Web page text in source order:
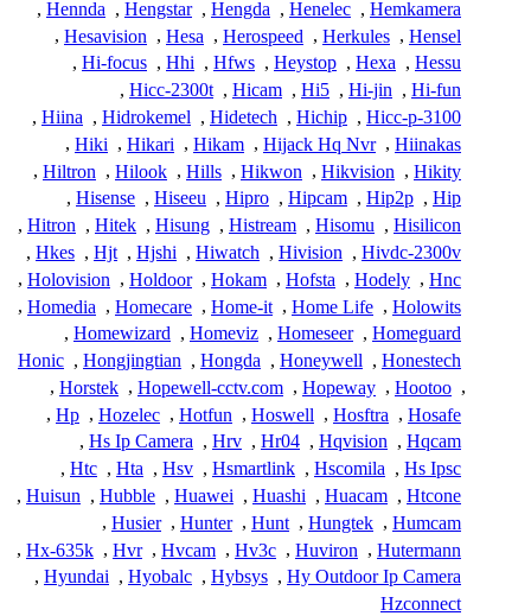
Hemkamera
,
Henelec
,
Hengda
,
Hengstar
,
Hennda
,
Hensel
,
Herkules
,
Herospeed
,
Hesa
,
Hesavision
,
Hessu
,
Hexa
,
Heystop
,
Hfws
,
Hhi
,
Hi-focus
,
Hi-fun
,
Hi-jin
,
Hi5
,
Hicam
,
Hicc-2300t
,
Hicc-p-3100
,
Hichip
,
Hidetech
,
Hidrokemel
,
Hiina
,
Hiinakas
,
Hijack Hq Nvr
,
Hikam
,
Hikari
,
Hiki
,
Hikity
,
Hikvision
,
Hikwon
,
Hills
,
Hilook
,
Hiltron
,
Hip
,
Hip2p
,
Hipcam
,
Hipro
,
Hiseeu
,
Hisense
,
Hisilicon
,
Hisomu
,
Histream
,
Hisung
,
Hitek
,
Hitron
,
Hivdc-2300v
,
Hivision
,
Hiwatch
,
Hjshi
,
Hjt
,
Hkes
,
Hnc
,
Hodely
,
Hofsta
,
Hokam
,
Holdoor
,
Holovision
,
Holowits
,
Home Life
,
Home-it
,
Homecare
,
Homedia
,
Homeguard
,
Homeseer
,
Homeviz
,
Homewizard
,
Honestech
,
Honeywell
,
Hongda
,
Hongjingtian
,
Honic
,
Hootoo
,
Hopeway
,
Hopewell-cctv.com
,
Horstek
,
Hosafe
,
Hosftra
,
Hoswell
,
Hotfun
,
Hozelec
,
Hp
,
Hqcam
,
Hqvision
,
Hr04
,
Hrv
,
Hs Ip Camera
,
Hs Ipsc
,
Hscomila
,
Hsmartlink
,
Hsv
,
Hta
,
Htc
,
Htcone
,
Huacam
,
Huashi
,
Huawei
,
Hubble
,
Huisun
,
Humcam
,
Hungtek
,
Hunt
,
Hunter
,
Husier
,
Hutermann
,
Huviron
,
Hv3c
,
Hvcam
,
Hvr
,
Hx-635k
,
Hy Outdoor Ip Camera
,
Hybsys
,
Hyobalc
,
Hyundai
,
Hzconnect